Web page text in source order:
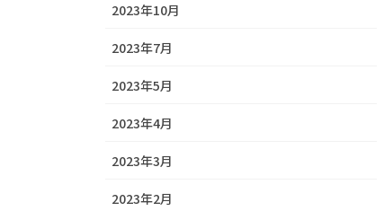
2023年10月
2023年7月
2023年5月
2023年4月
2023年3月
2023年2月